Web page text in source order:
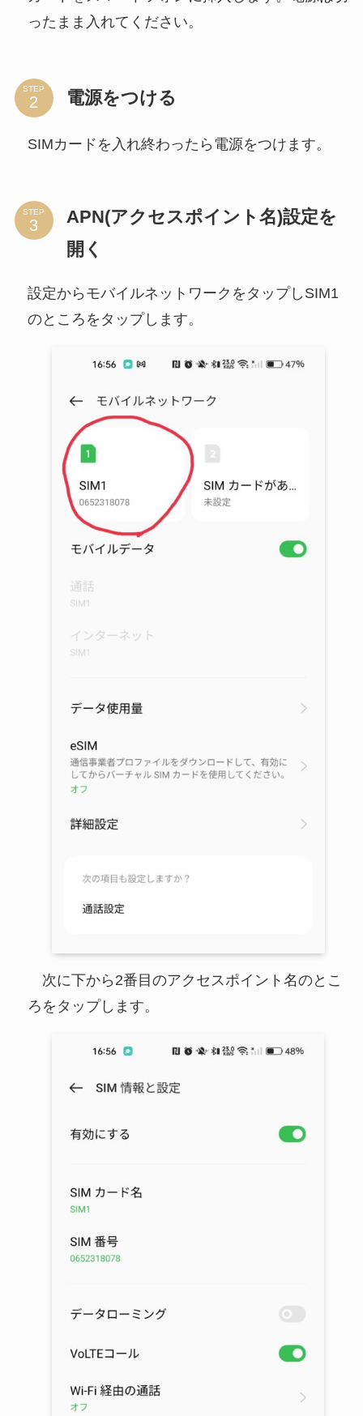
ったまま入れてください。
STEP 電源をつける
SIMカードを入れ終わったら電源をつけます。
STEP
APN(アクセスポイント名)設定を
開く
設定からモバイルネットワークをタップしSIM1
のところをタップします。
次に下から2番目のアクセスポイント名のとこ
ろをタップします。